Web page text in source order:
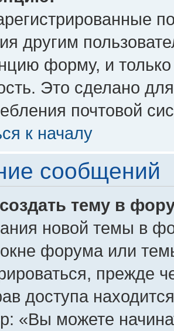
другим
форму, и
Это сделано
почтовой
к началу
сообщений
тему в
новой темы в
окне форума или
прежде
доступа
«Вы можете